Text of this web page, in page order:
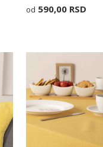
590,00 RSD